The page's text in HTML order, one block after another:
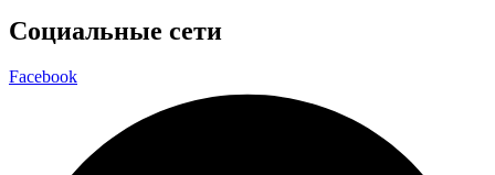
Социальные сети
Facebook